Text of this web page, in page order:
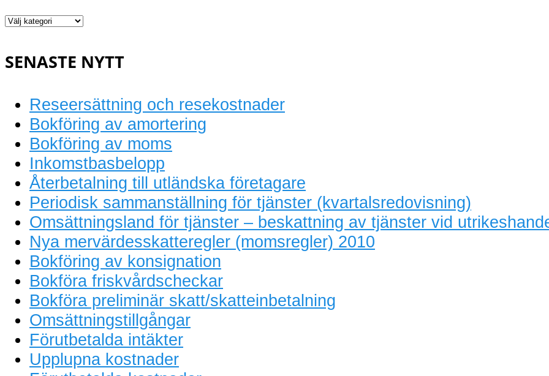
Löpande
SENASTE NYTT
Reseersättning och resekostnader
Bokföring av amortering
Bokföring av moms
Inkomstbasbelopp
Återbetalning till utländska företagare
Periodisk sammanställning för tjänster (kvartalsredovisning)
Omsättningsland för tjänster – beskattning av tjänster vid
Nya mervärdesskatteregler (momsregler) 2010
Bokföring av konsignation
Bokföra friskvårdscheckar
Bokföra preliminär skatt/skatteinbetalning
Omsättningstillgångar
Förutbetalda intäkter
Upplupna kostnader